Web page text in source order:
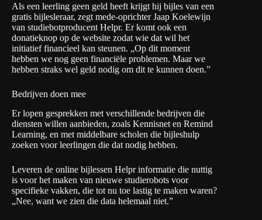
Als een leerling geen geld heeft krijgt hij bijles van een
gratis bijlesleraar, zegt mede-oprichter Jaap Koelewijn
van studiebotproducent Helpr. Er komt ook een
donatieknop op de website zodat wie dat wil het
initiatief financieel kan steunen. „Op dit moment
hebben we nog geen financiële problemen. Maar we
hebben straks wel geld nodig om dit te kunnen doen.”
Bedrijven doen mee
Er lopen gesprekken met verschillende bedrijven die
diensten willen aanbieden, zoals Kennisnet en Remind
Learning, en met middelbare scholen die bijleshulp
zoeken voor leerlingen die dat nodig hebben.
Leveren de online bijlessen Helpr informatie die nuttig
is voor het maken van nieuwe studierobots voor
specifieke vakken, die tot nu toe lastig te maken waren?
„Nee, want we zien die data helemaal niet.”